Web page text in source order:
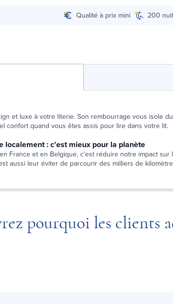
Qualité à prix mini 200
et luxe à votre literie. Son rembourrage vous isole
confort quand vous êtes assis pour lire dans votre lit.
localement : c'est mieux pour la planète
France et en Belgique, c'est réduire notre impact sur
aussi leur éviter de parcourir des milliers de
pourquoi les clients